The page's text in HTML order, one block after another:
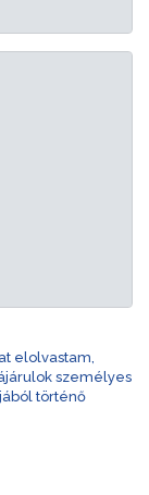
elolvastam,
személyes
történő